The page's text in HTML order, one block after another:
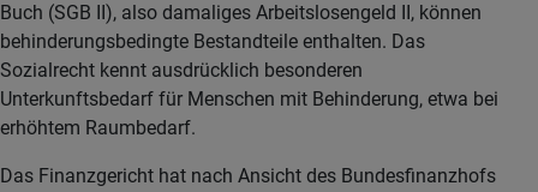
Buch (SGB II), also damaliges Arbeitslosengeld II, können
behinderungsbedingte Bestandteile enthalten. Das
Sozialrecht kennt ausdrücklich besonderen
Unterkunftsbedarf für Menschen mit Behinderung, etwa bei
erhöhtem Raumbedarf.
Das Finanzgericht hat nach Ansicht des Bundesfinanzhofs